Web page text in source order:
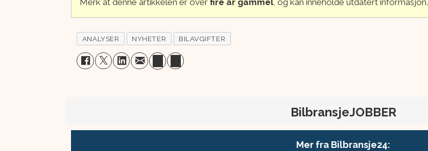
ANALYSER NYHETER BILAVGIFTER
BilbransjeJOBBER
Mer fra Bilbransje24: